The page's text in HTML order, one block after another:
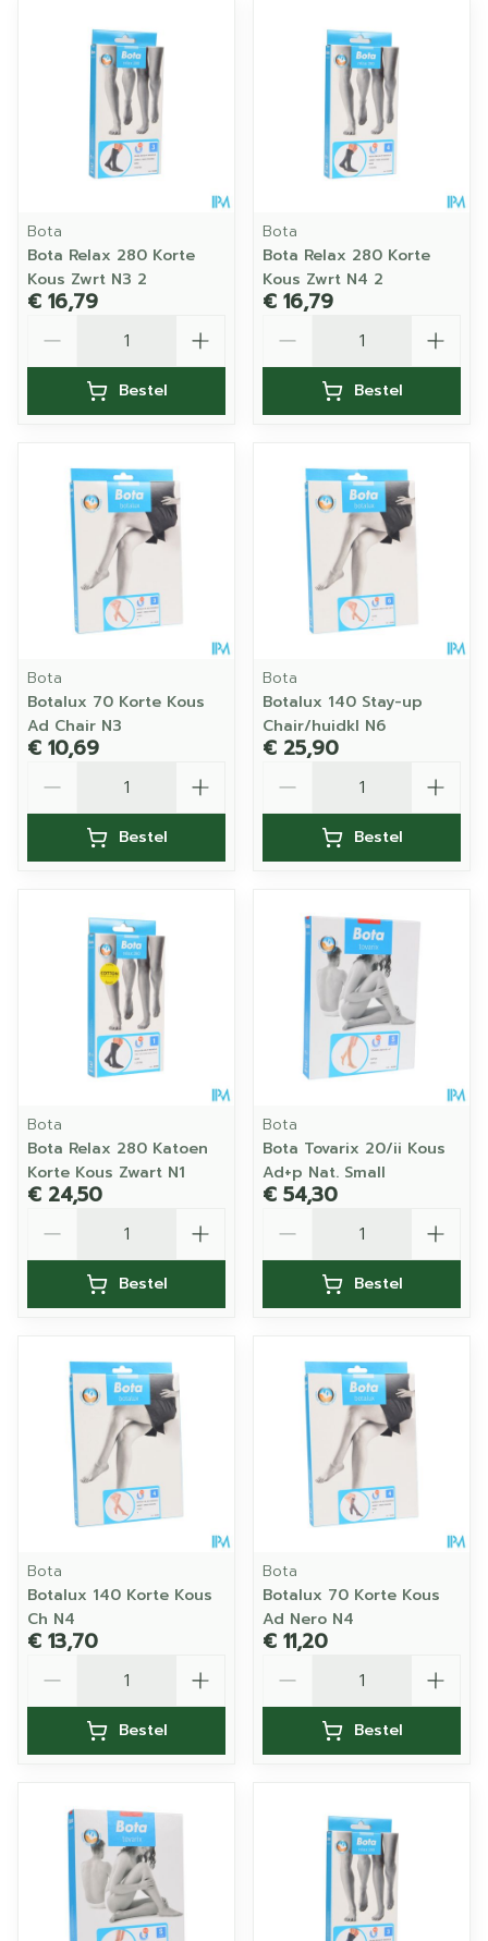
Bota
Bota Relax 280 Korte
Kous Zwrt N3 2
€ 16,79
Bestel
Bota
Bota Relax 280 Korte
Kous Zwrt N4 2
€ 16,79
Bestel
Bota
Botalux 70 Korte Kous
Ad Chair N3
€ 10,69
Bestel
Bota
Botalux 140 Stay-up
Chair/huidkl N6
€ 25,90
Bestel
Bota
Bota Relax 280 Katoen
Korte Kous Zwart N1
€ 24,50
Bestel
Bota
Bota Tovarix 20/ii Kous
Ad+p Nat. Small
€ 54,30
Bestel
Bota
Botalux 140 Korte Kous
Ch N4
€ 13,70
Bestel
Bota
Botalux 70 Korte Kous
Ad Nero N4
€ 11,20
Bestel